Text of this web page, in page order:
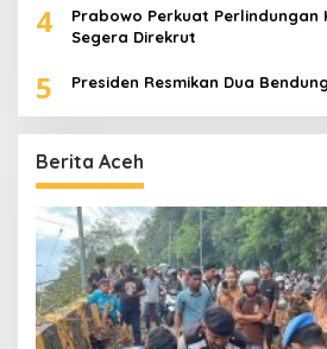
4
Prabowo Perkuat Perlindungan
Segera Direkrut
5 Presiden Resmikan Dua
Berita Aceh